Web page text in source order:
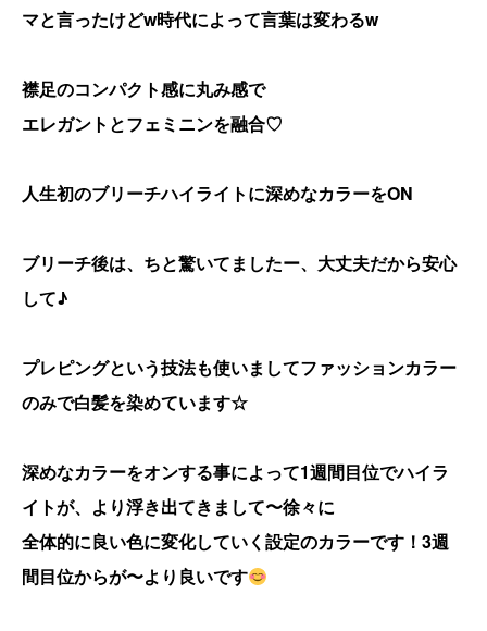
マと言ったけどw時代によって言葉は変わるw
襟足のコンパクト感に丸み感で
エレガントとフェミニンを融合♡
人生初のブリーチハイライトに深めなカラーをON
ブリーチ後は、ちと驚いてましたー、大丈夫だから安心
して♪
プレピングという技法も使いましてファッションカラー
のみで白髪を染めています☆
深めなカラーをオンする事によって1週間目位でハイラ
イトが、より浮き出てきまして〜徐々に
全体的に良い色に変化していく設定のカラーです！3週
間目位からが〜より良いです